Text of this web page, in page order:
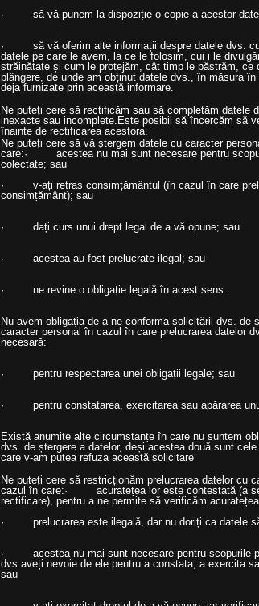
· să vă punem la dispoziție o copie a acestor
· să vă oferim alte informații despre datele dvs. cu
datele pe care le avem, la ce le folosim, cui i le
străinătate și cum le protejăm, cât timp le păstrăm, ce
plângere, de unde am obținut datele dvs., în măsura
deja furnizate prin această informare.
Ne puteți cere să rectificăm sau să completăm datele
inexacte sau incomplete.Este posibil să încercăm să
înainte de rectificarea acestora.
Ne puteți cere să vă ștergem datele cu caracter
care:· acestea nu mai sunt necesare pentru
colectate; sau
· v-ați retras consimțământul (în cazul în care
consimțământ); sau
· dați curs unui drept legal de a vă opune; sau
· acestea au fost prelucrate ilegal; sau
· ne revine o obligație legală în acest sens.
Nu avem obligația de a ne conforma solicitării dvs. de
caracter personal în cazul în care prelucrarea datelor
necesară:
· pentru respectarea unei obligații legale; sau
· pentru constatarea, exercitarea sau apărarea
Există anumite alte circumstanțe în care nu suntem
dvs. de ștergere a datelor, deși acestea două sunt
care v-am putea refuza această solicitare
Ne puteți cere să restricționăm prelucrarea datelor cu
cazul în care:· acuratețea lor este contestată (a se
rectificare), pentru a ne permite să verificăm
· prelucrarea este ilegală, dar nu doriți ca datele
· acestea nu mai sunt necesare pentru scopurile
dvs aveți nevoie de ele pentru a constata, a exercita
sau